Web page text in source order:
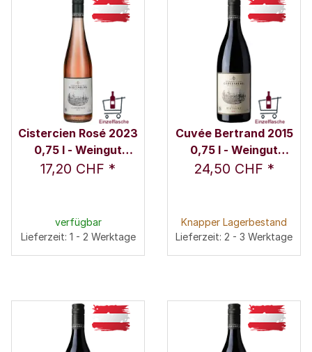
Cistercien Rosé 2023
0,75 l - Weingut
Schloss Gobelsburg
17,20 CHF *
verfügbar
Lieferzeit: 1 - 2 Werktage
Cuvée Bertrand 2015
0,75 l - Weingut
Schloss Gobelsburg
24,50 CHF *
Knapper Lagerbestand
Lieferzeit: 2 - 3 Werktage